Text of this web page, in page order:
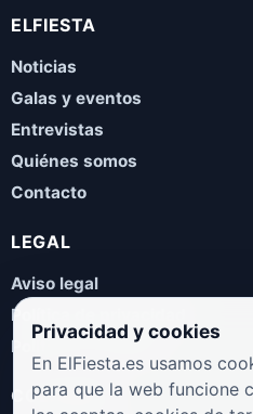
ELFIESTA
Noticias
Galas y eventos
Entrevistas
Quiénes somos
Contacto
LEGAL
Aviso legal
Política de privacidad
Política de cookies
COLABORA
Privacidad y cookies
En ElFiesta.es usamos
para que la web funcione